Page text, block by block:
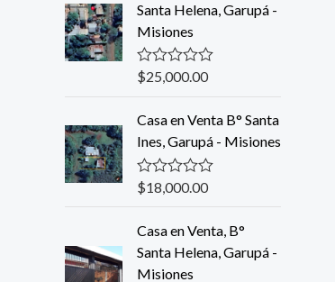
0
o
u
t
o
f
Santa Helena, Garupá -
Misiones
R
e
d
0
o
u
t
5
$25,000.00
Casa en Venta B° Santa
Ines, Garupá - Misiones
R
e
0
o
$18,000.00
Casa en Venta, B°
Santa Helena, Garupá -
Misiones